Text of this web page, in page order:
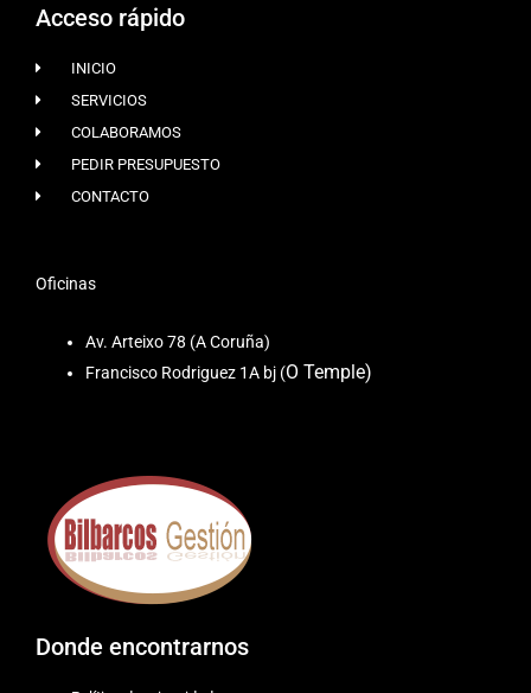
Acceso rápido
INICIO
SERVICIOS
COLABORAMOS
PEDIR PRESUPUESTO
CONTACTO
Oficinas
Av. Arteixo 78 (A Coruña)
Francisco Rodriguez 1A bj (O Temple)
Donde encontrarnos